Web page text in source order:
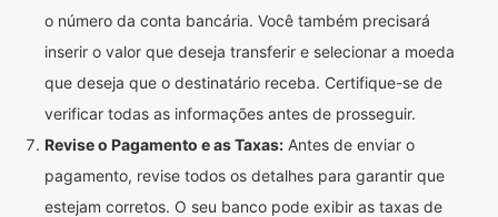
o número da conta bancária. Você também precisará
inserir o valor que deseja transferir e selecionar a moeda
que deseja que o destinatário receba. Certifique-se de
verificar todas as informações antes de prosseguir.
Revise o Pagamento e as Taxas: Antes de enviar o
pagamento, revise todos os detalhes para garantir que
estejam corretos. O seu banco pode exibir as taxas de